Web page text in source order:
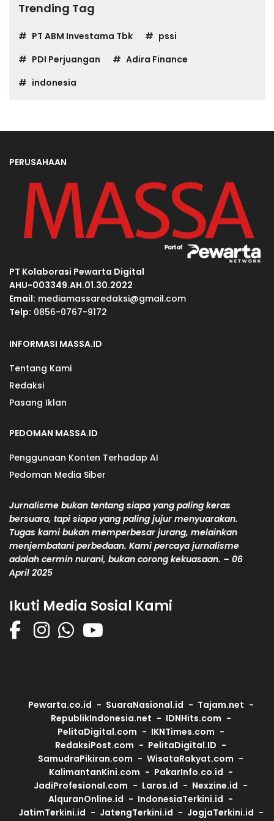
Trending Tag
PT ABM Investama Tbk
pssi
PDI Perjuangan
Adira Finance
indonesia
PERUSAHAAN
PT Kolaborasi Pewarta Digital
AHU-003349.AH.01.30.2022
Email: mediamassaredaksi@gmail.com
Telp: 0856-0767-9172
INFORMASI MASSA.ID
Tentang Kami
Redaksi
Pasang Iklan
PEDOMAN MASSA.ID
Penggunaan Konten Terhadap AI
Pedoman Media Siber
Jurnalisme bukan tentang siapa yang paling keras
bersuara, tapi siapa yang paling jujur menyuarakan.
Tugas kami bukan memperbesar jurang, melainkan
menjembatani perbedaan. Kami percaya jurnalisme
adalah cermin nurani, bukan corong kekuasaan. – 06
April 2025
Ikuti Media Sosial Kami
Pewarta.co.id SuaraNasional.id
Tajam.net
RepublikIndonesia.net
IDNHits.com
PelitaDigital.com
IKNTimes.com
RedaksiPost.com
PelitaDigital.ID
SamudraPikiran.com
WisataRakyat.com
KalimantanKini.com
PakarInfo.co.id
JadiProfesional.com
Laros.id
Nexzine.id
AlquranOnline.id
IndonesiaTerkini.id
JatimTerkini.id
JatengTerkini.id
JogjaTerkini.id